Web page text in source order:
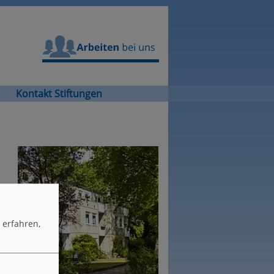
Arbeiten bei uns
Kontakt Stiftungen
erfahren,